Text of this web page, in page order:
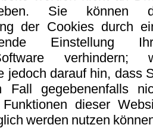
Sie können
der Cookies durch
Einstellung
verhindern;
jedoch darauf hin, dass
Fall gegebenenfalls
dieser
werden nutzen